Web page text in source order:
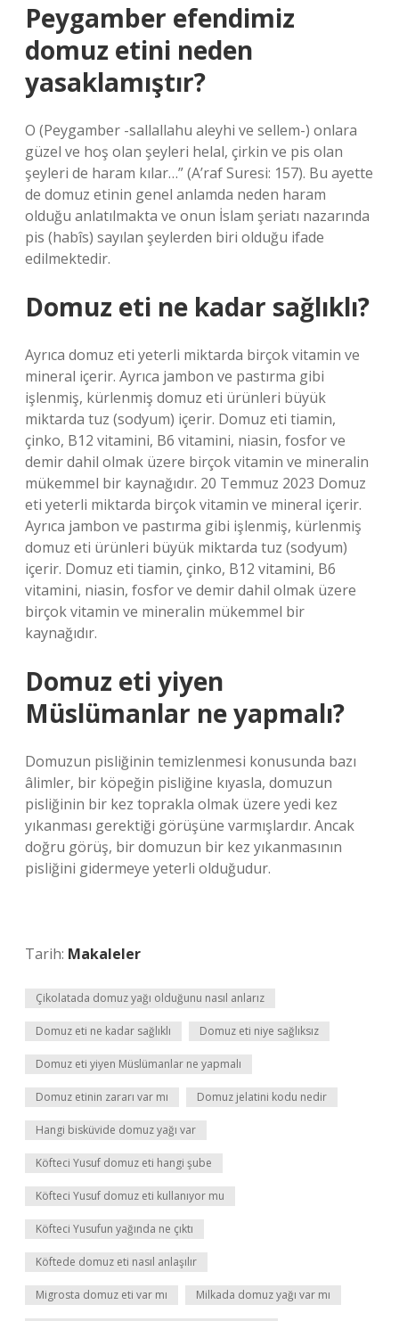
Peygamber efendimiz
domuz etini neden
yasaklamıştır?
O (Peygamber -sallallahu aleyhi ve sellem-) onlara
güzel ve hoş olan şeyleri helal, çirkin ve pis olan
şeyleri de haram kılar…” (A’raf Suresi: 157). Bu ayette
de domuz etinin genel anlamda neden haram
olduğu anlatılmakta ve onun İslam şeriatı nazarında
pis (habîs) sayılan şeylerden biri olduğu ifade
edilmektedir.
Domuz eti ne kadar sağlıklı?
Ayrıca domuz eti yeterli miktarda birçok vitamin ve
mineral içerir. Ayrıca jambon ve pastırma gibi
işlenmiş, kürlenmiş domuz eti ürünleri büyük
miktarda tuz (sodyum) içerir. Domuz eti tiamin,
çinko, B12 vitamini, B6 vitamini, niasin, fosfor ve
demir dahil olmak üzere birçok vitamin ve mineralin
mükemmel bir kaynağıdır. 20 Temmuz 2023 Domuz
eti yeterli miktarda birçok vitamin ve mineral içerir.
Ayrıca jambon ve pastırma gibi işlenmiş, kürlenmiş
domuz eti ürünleri büyük miktarda tuz (sodyum)
içerir. Domuz eti tiamin, çinko, B12 vitamini, B6
vitamini, niasin, fosfor ve demir dahil olmak üzere
birçok vitamin ve mineralin mükemmel bir
kaynağıdır.
Domuz eti yiyen
Müslümanlar ne yapmalı?
Domuzun pisliğinin temizlenmesi konusunda bazı
âlimler, bir köpeğin pisliğine kıyasla, domuzun
pisliğinin bir kez toprakla olmak üzere yedi kez
yıkanması gerektiği görüşüne varmışlardır. Ancak
doğru görüş, bir domuzun bir kez yıkanmasının
pisliğini gidermeye yeterli olduğudur.
Tarih: Makaleler
Çikolatada domuz yağı olduğunu nasıl anlarız
Domuz eti ne kadar sağlıklı Domuz eti niye sağlıksız
Domuz eti yiyen Müslümanlar ne yapmalı
Domuz etinin zararı var mı Domuz jelatini kodu nedir
Hangi bisküvide domuz yağı var
Köfteci Yusuf domuz eti hangi şube
Köfteci Yusuf domuz eti kullanıyor mu
Köfteci Yusufun yağında ne çıktı
Köftede domuz eti nasıl anlaşılır
Migrosta domuz eti var mı Milkada domuz yağı var mı